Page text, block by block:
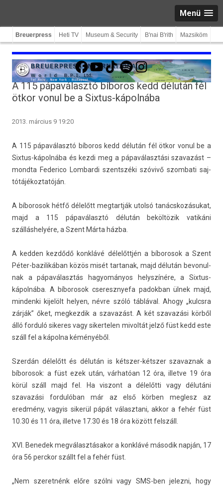
Menü
Breuerpress Heti TV Museum & Security B'nai B'rith Mazsiköm
Facebook
YouTube
TikTokSpotifyInstagram
A 115 pápaválasztó bíboros kedd délután fél
ötkor vonul be a Sixtus-kápolnába
2013. március 9 19:20
A 115 pápaválasztó bíboros kedd délután fél ötkor vonul be a
Sixtus-kápolnába és kezdi meg a pápaválasztási szavazást –
mondta Federico Lom­bardi szentszéki szóvivő szom­bati saj­
tótájékoz­tatóján.
A bíborosok hétfő délelőtt meg­tartják utolsó tanácskozásukat,
majd a 115 pápaválasztó délután beköltözik vatikáni
szálláshelyére, a Szent Márta házba.
A kedd­en kezdődő konklávé délelőttjén a bíborosok a Szent
Péter-bazilikában közös misét tar­tanak, majd délután be­vonul­
nak a pápaválasztás hagyományos helys­zínére, a Sixtus-
kápolnába. A bíborosok cseresznyefa padok­ban ülnek majd,
min­denki kijelölt hely­en, névre szóló táblával. Ahogy „kulcsra
zárják” őket, meg­kezdik a szavazást. A két szavazási körből
álló for­duló sikeres vagy siker­tel­en mivol­tát jelző füst kedd este
száll fel a kápolna kéményéből.
Szerdán délelőtt és délután is kétszer-kétszer szavaz­nak a
bíborosok: a füst ezek után, várhatóan 12 óra, il­let­ve 19 óra
körül száll majd fel. Ha vis­zont a délelőtti vagy délutáni
szavazási for­dulóban már az első körben meg­lesz az
eredmény, vagyis sikerül pápát választani, akkor a fehér füst
10.30 és 11 óra, il­let­ve 17.30 és 18 óra között felszáll.
XVI. Be­nedek megválasztásakor a konklávé második napján, 17
óra 56 per­ckor szállt fel a fehér füst.
„Nem szeret­nénk előre szólni vagy SMS-ben jelez­ni, hogy